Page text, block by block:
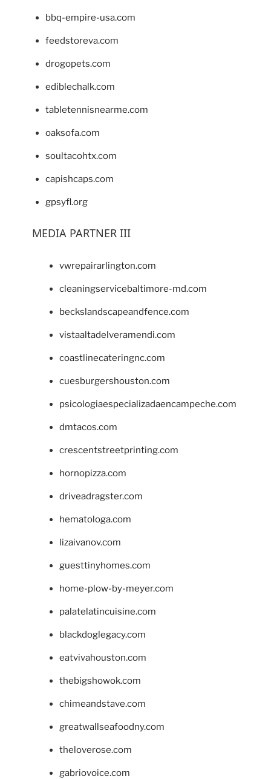
bbq-empire-usa.com
feedstoreva.com
drogopets.com
ediblechalk.com
tabletennisnearme.com
oaksofa.com
soultacohtx.com
capishcaps.com
gpsyfl.org
MEDIA PARTNER III
vwrepairarlington.com
cleaningservicebaltimore-md.com
beckslandscapeandfence.com
vistaaltadelveramendi.com
coastlinecateringnc.com
cuesburgershouston.com
psicologiaespecializadaencampeche.com
dmtacos.com
crescentstreetprinting.com
hornopizza.com
driveadragster.com
hematologa.com
lizaivanov.com
guesttinyhomes.com
home-plow-by-meyer.com
palatelatincuisine.com
blackdoglegacy.com
eatvivahouston.com
thebigshowok.com
chimeandstave.com
greatwallseafoodny.com
theloverose.com
gabriovoice.com